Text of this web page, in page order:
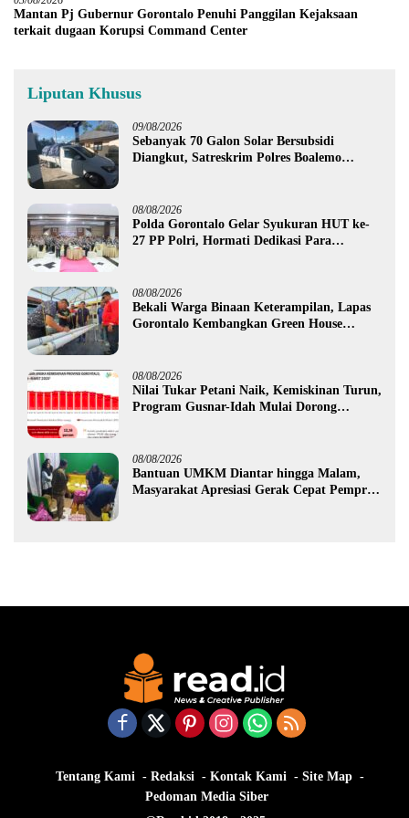
Mantan Pj Gubernur Gorontalo Penuhi Panggilan Kejaksaan
terkait dugaan Korupsi Command Center
Liputan Khusus
09/08/2026
Sebanyak 70 Galon Solar Bersubsidi
Diangkut, Satreskrim Polres Boalemo
08/08/2026
Polda Gorontalo Gelar Syukuran HUT ke-
27 PP Polri, Hormati Dedikasi Para
08/08/2026
Bekali Warga Binaan Keterampilan, Lapas
Gorontalo Kembangkan Green House
08/08/2026
Nilai Tukar Petani Naik, Kemiskinan Turun,
Program Gusnar-Idah Mulai Dorong
08/08/2026
Bantuan UMKM Diantar hingga Malam,
Masyarakat Apresiasi Gerak Cepat Pemprov
Tentang Kami Redaksi Kontak Kami
Site Map
Pedoman Media Siber